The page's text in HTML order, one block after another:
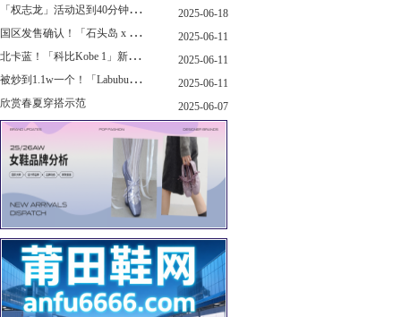
「
权志龙」活动迟到40分钟，反手捐了8.8亿韩元... 2025-06-18
国
区发售确认！「石头岛 x New Balance」新联名曝光，定档了！ 2025-06-11
北
卡蓝！「科比Kobe 1」新配色要发售了... 2025-06-11
被
炒到1.1w一个！「Labubu x sacai」三方特殊联名曝光...
2025-06-11
欣赏春夏穿搭示范
2025-06-07